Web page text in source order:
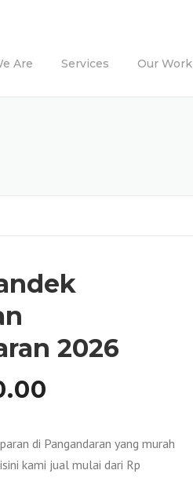
Are Services Our Work
2026
di Pangandaran yang murah
kami jual mulai dari Rp